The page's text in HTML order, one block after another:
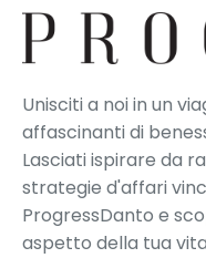
Unisciti a noi in un
affascinanti di
Lasciati ispirare da
strategie d'affari
ProgressDanto e
aspetto della tua